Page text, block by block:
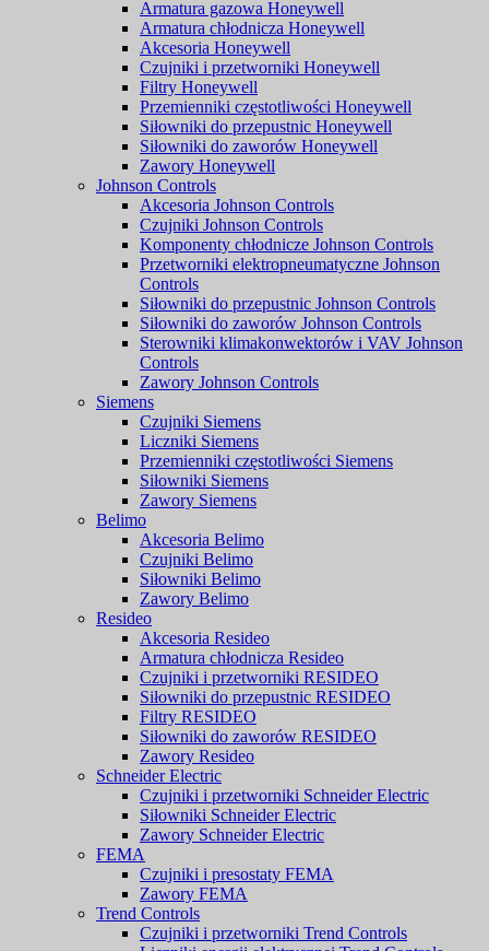
Armatura gazowa Honeywell
Armatura chłodnicza Honeywell
Akcesoria Honeywell
Czujniki i przetworniki Honeywell
Filtry Honeywell
Przemienniki częstotliwości Honeywell
Siłowniki do przepustnic Honeywell
Siłowniki do zaworów Honeywell
Zawory Honeywell
Johnson Controls
Akcesoria Johnson Controls
Czujniki Johnson Controls
Komponenty chłodnicze Johnson Controls
Przetworniki elektropneumatyczne Johnson
Controls
Siłowniki do przepustnic Johnson Controls
Siłowniki do zaworów Johnson Controls
Sterowniki klimakonwektorów i VAV Johnson
Controls
Zawory Johnson Controls
Siemens
Czujniki Siemens
Liczniki Siemens
Przemienniki częstotliwości Siemens
Siłowniki Siemens
Zawory Siemens
Belimo
Akcesoria Belimo
Czujniki Belimo
Siłowniki Belimo
Zawory Belimo
Resideo
Akcesoria Resideo
Armatura chłodnicza Resideo
Czujniki i przetworniki RESIDEO
Siłowniki do przepustnic RESIDEO
Filtry RESIDEO
Siłowniki do zaworów RESIDEO
Zawory Resideo
Schneider Electric
Czujniki i przetworniki Schneider Electric
Siłowniki Schneider Electric
Zawory Schneider Electric
FEMA
Czujniki i presostaty FEMA
Zawory FEMA
Trend Controls
Czujniki i przetworniki Trend Controls